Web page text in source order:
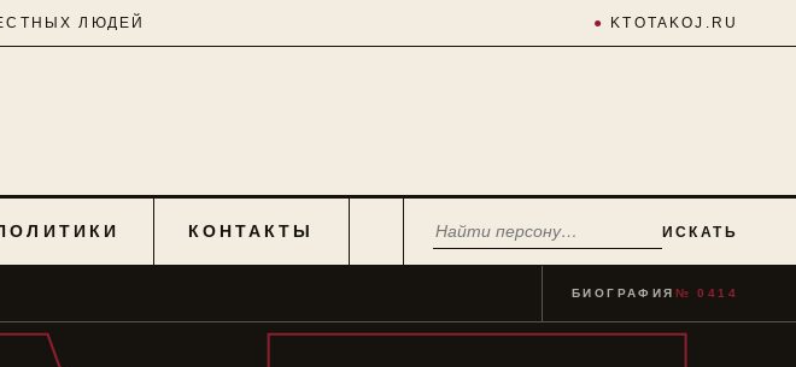
ЛЮДЕЙ ● KTOTAKOJ.RU
КОНТАКТЫ ИСКАТЬ
БИОГРАФИЯ № 0414